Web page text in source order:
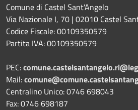
Comune di Castel Sant'Angelo
Via Nazionale I, 70 | 02010 Castel
Codice Fiscale: 00109350579
Partita IVA: 00109350579
PEC:
Mail:
Centralino Unico: 0746 698043
Fax: 0746 698187